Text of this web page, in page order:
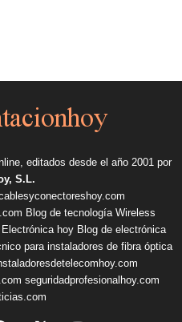
editados desde el año 2001 por
S.L.
Blog de tecnología Wireless
Electrónica hoy Blog de electrónica
para instaladores de fibra óptica
seguridadprofesionalhoy.com